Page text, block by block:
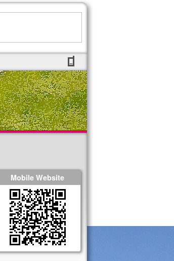
Mobile Website